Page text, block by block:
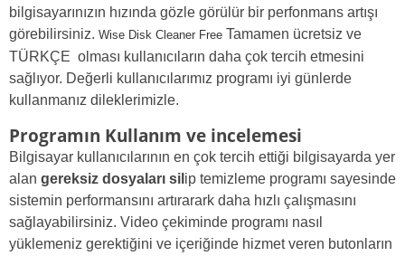
bilgisayarınızın hızında gözle görülür bir perfonmans artışı
görebilirsiniz. Wise Disk Cleaner Free Tamamen ücretsiz ve
TÜRKÇE olması kullanıcıların daha çok tercih etmesini
sağlıyor. Değerli kullanıcılarımız programı iyi günlerde
kullanmanız dileklerimizle.
Programın Kullanım ve incelemesi
Bilgisayar kullanıcılarının en çok tercih ettiği bilgisayarda yer
alan gereksiz dosyaları sil ip temizleme programı sayesinde
sistemin performansını artırarark daha hızlı çalışmasını
sağlayabilirsiniz. Video çekiminde programı nasıl
yüklemeniz gerektiğini ve içeriğinde hizmet veren butonların